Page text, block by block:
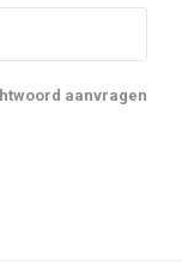
aanvragen